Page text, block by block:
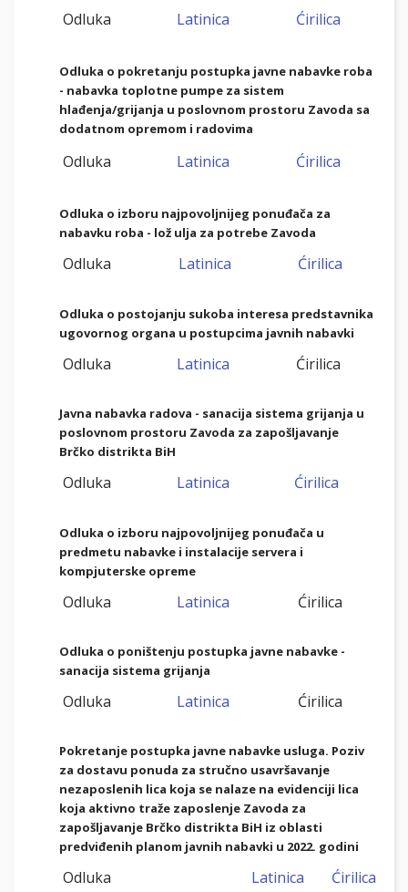
Odluka Latinica Ćirilica
Odluka o pokretanju postupka javne nabavke roba
- nabavka toplotne pumpe za sistem
hlađenja/grijanja u poslovnom prostoru Zavoda sa
dodatnom opremom i radovima
Odluka Latinica Ćirilica
Odluka o izboru najpovoljnijeg ponuđača za
nabavku roba - lož ulja za potrebe Zavoda
Odluka Latinica Ćirilica
Odluka o postojanju sukoba interesa predstavnika
ugovornog organa u postupcima javnih nabavki
Odluka Latinica Ćirilica
Javna nabavka radova - sanacija sistema grijanja u
poslovnom prostoru Zavoda za zapošljavanje
Brčko distrikta BiH
Odluka Latinica Ćirilica
Odluka o izboru najpovoljnijeg ponuđača u
predmetu nabavke i instalacije servera i
kompjuterske opreme
Odluka Latinica Ćirilica
Odluka o poništenju postupka javne nabavke -
sanacija sistema grijanja
Odluka Latinica Ćirilica
Pokretanje postupka javne nabavke usluga. Poziv
za dostavu ponuda za stručno usavršavanje
nezaposlenih lica koja se nalaze na evidenciji lica
koja aktivno traže zaposlenje Zavoda za
zapošljavanje Brčko distrikta BiH iz oblasti
predviđenih planom javnih nabavki u 2022. godini
Odluka Latinica
Ćirilica